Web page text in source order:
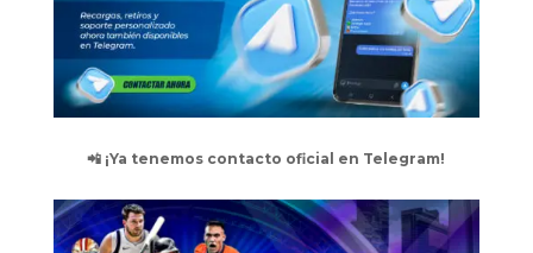
📲 ¡Ya tenemos contacto oficial en Telegram!